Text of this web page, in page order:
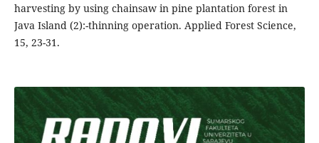
harvesting by using chainsaw in pine plantation forest in
Java Island (2):-thinning operation. Applied Forest Science,
15, 23-31.